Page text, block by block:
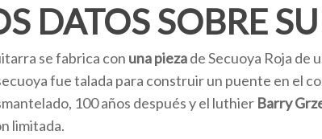
DATOS SOBRE
se fabrica con una piezade Secuoya Roja de
fue talada para construir un puente en el
100 años después y el luthier Barry
limitada.